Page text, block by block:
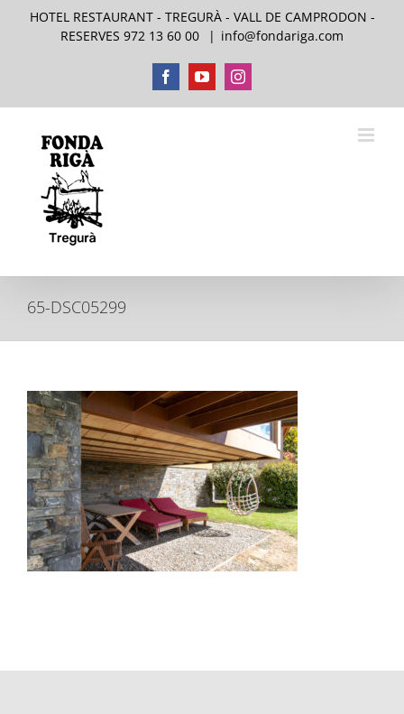
HOTEL RESTAURANT - TREGURÀ - VALL DE CAMPRODON -
RESERVES 972 13 60 00
| info@fondariga.com
FacebookYouTubeInstagram
65-DSC05299